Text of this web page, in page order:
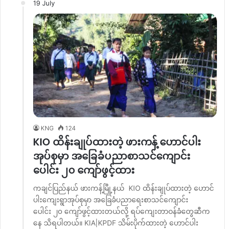
19 July
KNG 124
KIO ထိန်းချုပ်ထားတဲ့ ဖားကန့် ဟောင်ပါး
အုပ်စုမှာ အခြေခံပညာစာသင်ကျောင်း
ပေါင်း ၂၀ ကျော်ဖွင့်ထား
ကချင်ပြည်နယ် ဖားကန့်မြိို့နယ် KIO ထိန်းချုပ်ထားတဲ့ ဟောင်
ပါးကျေးရွာအုပ်စုမှာ အခြေခံပညာရေးစာသင်ကျောင်း
ပေါင်း ၂၀ ကျော်ဖွင့်ထားတယ်လို့ ရပ်ကျေးတာဝန်ခံတွေဆီက
နေ သိရပါတယ်။ KIA|KPDF သိမ်းပိုက်ထားတဲ့ ဟောင်ပါး